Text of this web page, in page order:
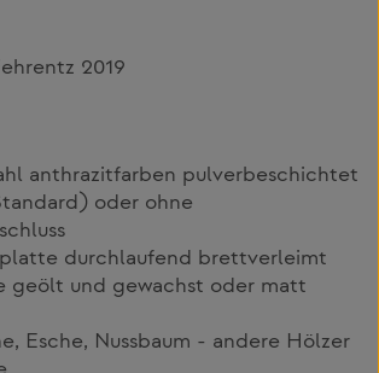
2019
anthrazitfarben pulverbeschichtet
oder ohne
durchlaufend brettverleimt
geölt und gewachst oder matt
Esche, Nussbaum - andere Hölzer